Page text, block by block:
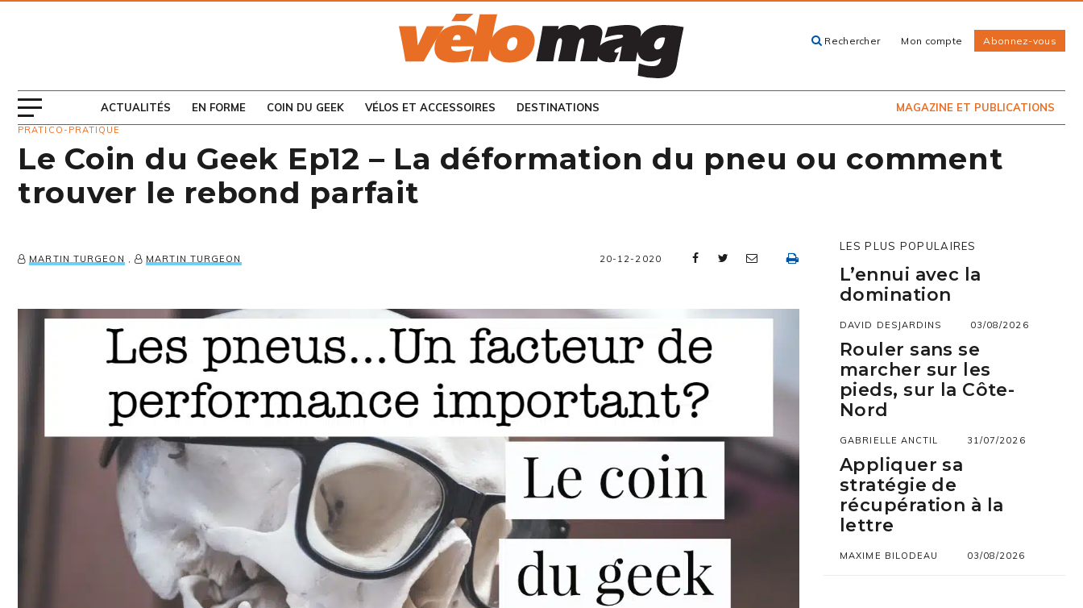
Rechercher Mon compte Abonnez-vous
ACTUALITÉS EN FORME COIN DU GEEK VÉLOS ET ACCESSOIRES DESTINATIONS MAGAZINE ET PUBLICATIONS
CONSULTEZ LES
EN KIOSQUE
PRATICO-PRATIQUE
Le Coin du Geek Ep12 – La déformation du pneu ou comment
trouver le rebond parfait
MARTIN TURGEON MARTIN TURGEON 20-12-2020
LES PLUS POPULAIRES
L’ennui avec la
domination
DAVID DESJARDINS 03/08/2026
Rouler sans se
marcher sur les
pieds, sur la Côte-
Nord
GABRIELLE ANCTIL 31/07/2026
Appliquer sa
stratégie de
récupération à la
lettre
MAXIME BILODEAU 03/08/2026